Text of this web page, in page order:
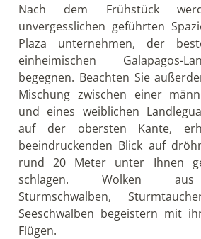
Nach dem Frühstück
unvergesslichen geführten
Plaza unternehmen, der
einheimischen Galapagos-
begegnen. Beachten Sie
Mischung zwischen einer
und eines weiblichen
auf der obersten Kante,
beeindruckenden Blick auf
rund 20 Meter unter Ihnen
schlagen. Wolken aus
Sturmschwalben,
Seeschwalben begeistern mit
Flügen.